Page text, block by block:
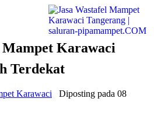
Mampet Karawaci
Terdekat
Karawaci Diposting pada 08